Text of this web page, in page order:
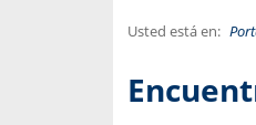
Usted está en: